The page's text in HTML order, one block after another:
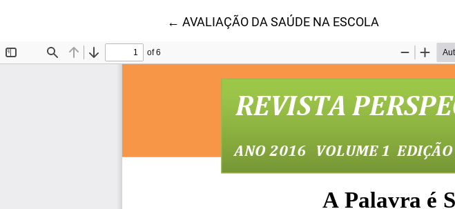
← Voltar aos Detalhes do Artigo
AVALIAÇÃO DA SAÚDE NA ESCOLA